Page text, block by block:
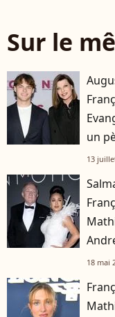
Sur le
un
13
18 mai